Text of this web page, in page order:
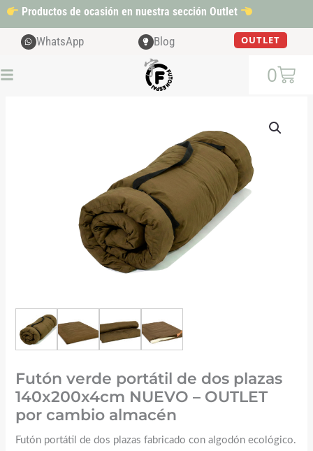
al
contenido
Productos de ocasión en nuestra sección Outlet
WhatsApp Blog OUTLET
0
Cart
Futón verde portátil de dos plazas
140x200x4cm NUEVO – OUTLET
por cambio almacén
Futón portátil de dos plazas fabricado con algodón ecológico.